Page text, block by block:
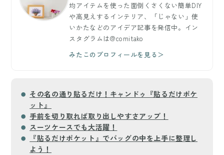
均アイテムを使った面倒くさくない簡単DIY
や高見えするインテリア、「じゃない」使
いかたなどのアイデア記事を発信中。イン
スタグラムは@comitako
みたこのプロフィールを見る＞
その名の通り貼るだけ！キャンドゥ『貼るだけポケ
ット』
手前を切り取れば取り出しやすさアップ！
スーツケースでも大活躍！
『貼るだけポケット』でバッグの中を上手に整理し
よう！